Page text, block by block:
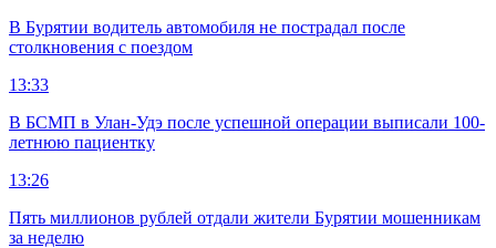
В Бурятии водитель автомобиля не пострадал после
столкновения с поездом
13:33
В БСМП в Улан-Удэ после успешной операции выписали 100-
летнюю пациентку
13:26
Пять миллионов рублей отдали жители Бурятии мошенникам
за неделю